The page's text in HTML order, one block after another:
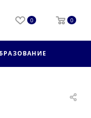
0 0